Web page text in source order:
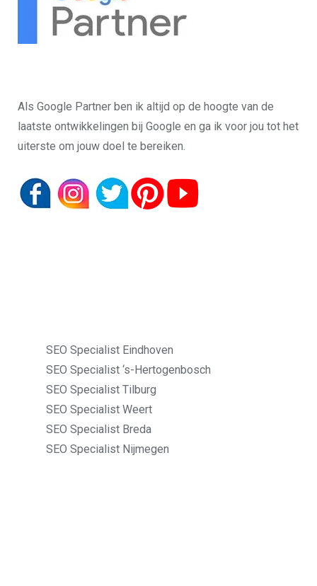
Als Google Partner ben ik altijd op de hoogte van de
laatste ontwikkelingen bij Google en ga ik voor jou tot het
uiterste om jouw doel te bereiken.
SEO Specialist Eindhoven
SEO Specialist ‘s-Hertogenbosch
SEO Specialist Tilburg
SEO Specialist Weert
SEO Specialist Breda
SEO Specialist Nijmegen